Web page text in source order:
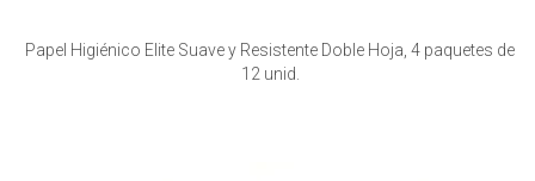
Papel Higiénico Elite Suave y Resistente Doble Hoja, 4 paquetes de
12 unid.